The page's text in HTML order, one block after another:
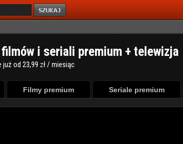
filmów i seriali premium + telewizja
już od 23,99 zł / miesiąc
Filmy premium Seriale premium